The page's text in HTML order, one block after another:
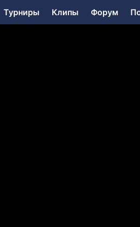
Турниры Клипы Форум